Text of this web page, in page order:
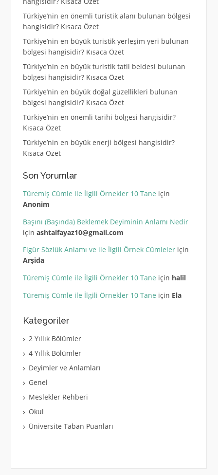
Türkiye’nin en önemli turistik alanı bulunan bölgesi
hangisidir? Kısaca Özet
Türkiye’nin en büyük turistik yerleşim yeri bulunan
bölgesi hangisidir? Kısaca Özet
Türkiye’nin en büyük turistik tatil beldesi bulunan
bölgesi hangisidir? Kısaca Özet
Türkiye’nin en büyük doğal güzellikleri bulunan
bölgesi hangisidir? Kısaca Özet
Türkiye’nin en önemli tarihi bölgesi hangisidir?
Kısaca Özet
Türkiye’nin en büyük enerji bölgesi hangisidir?
Kısaca Özet
Son Yorumlar
Türemiş Cümle ile İlgili Örnekler 10 Tane için
Anonim
Başını (Başında) Beklemek Deyiminin Anlamı Nedir
için ashtalfayaz10@gmail.com
Figür Sözlük Anlamı ve ile İlgili Örnek Cümleleriçin
Arşida
Türemiş Cümle ile İlgili Örnekler 10 Tane için halil
Türemiş Cümle ile İlgili Örnekler 10 Tane için Ela
Kategoriler
2 Yıllık Bölümler
4 Yıllık Bölümler
Deyimler ve Anlamları
Genel
Meslekler Rehberi
Okul
Üniversite Taban Puanları